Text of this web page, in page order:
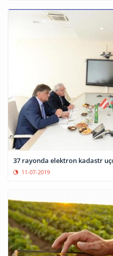
37 rayonda elektron kadastr
11-07-2019